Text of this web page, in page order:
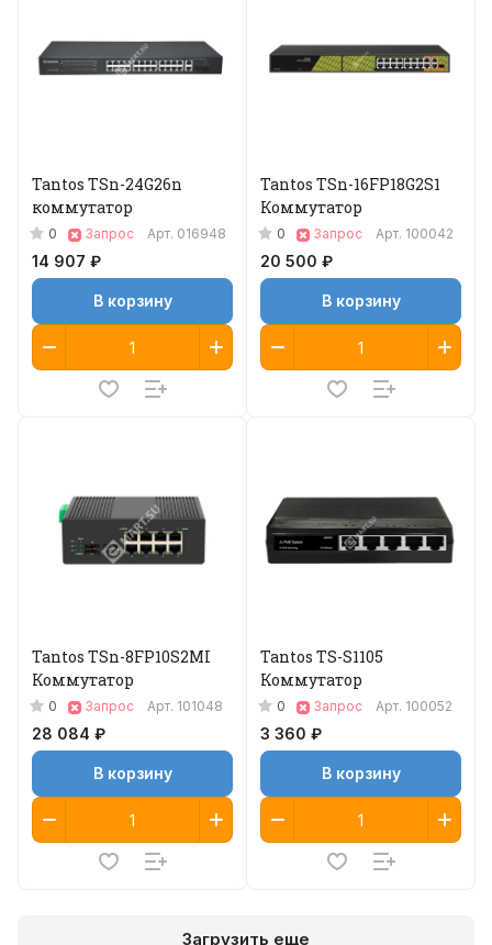
Tantos TSn-24G26n
коммутатор
0 Запрос Арт. 016948
14 907 ₽
В корзину
Tantos TSn-16FP18G2S1
Коммутатор
0 Запрос Арт. 100042
20 500 ₽
В корзину
Tantos TSn-8FP10S2MI
Коммутатор
0 Запрос Арт. 101048
28 084 ₽
В корзину
Tantos TS-S1105
Коммутатор
0 Запрос Арт. 100052
3 360 ₽
В корзину
Загрузить еще